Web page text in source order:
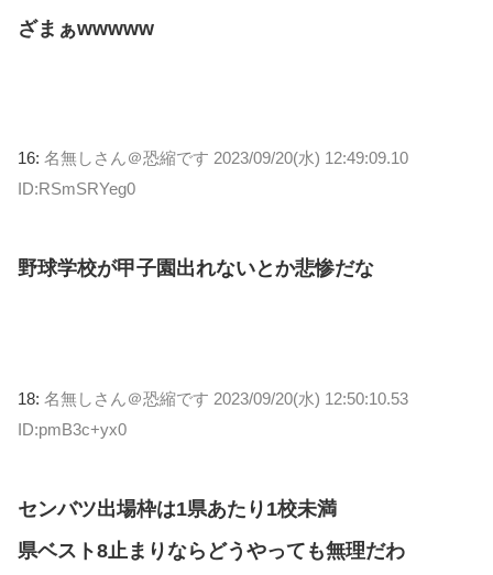
ざまぁwwwww
16: 名無しさん＠恐縮です 2023/09/20(水) 12:49:09.10
ID:RSmSRYeg0
野球学校が甲子園出れないとか悲惨だな
18: 名無しさん＠恐縮です 2023/09/20(水) 12:50:10.53
ID:pmB3c+yx0
センバツ出場枠は1県あたり1校未満
県ベスト8止まりならどうやっても無理だわ